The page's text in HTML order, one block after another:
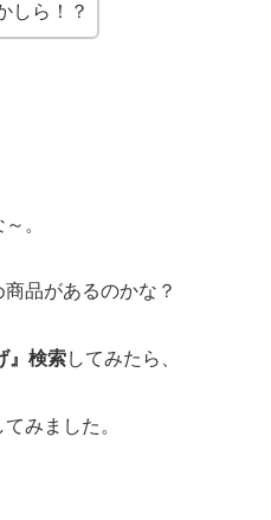
しら！？
。
品があるのかな？
』検索してみたら、
みました。